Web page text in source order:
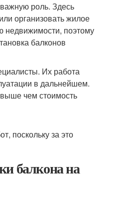
роль. Здесь
организовать жилое
поэтому
балконов
Их работа
в дальнейшем.
чем стоимость
поскольку за это
балкона на